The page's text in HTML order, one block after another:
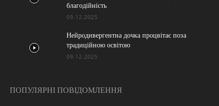
благодійність
09.12.2025
Нейродивергентна дочка процвітає поза
традиційною освітою
09.12.2025
ПОПУЛЯРНІ ПОВІДОМЛЕННЯ